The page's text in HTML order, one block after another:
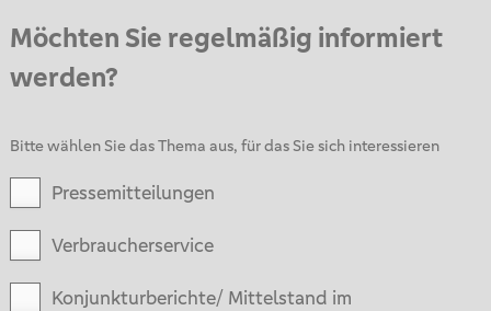
Möchten Sie regelmäßig informiert
werden?
Bitte wählen Sie das Thema aus, für das Sie sich interessieren
Pressemitteilungen
Verbraucherservice
Konjunkturberichte/ Mittelstand im